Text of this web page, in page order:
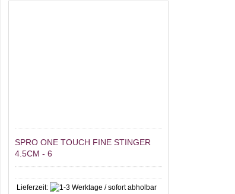
SPRO ONE TOUCH FINE STINGER
4.5CM - 6
Lieferzeit: